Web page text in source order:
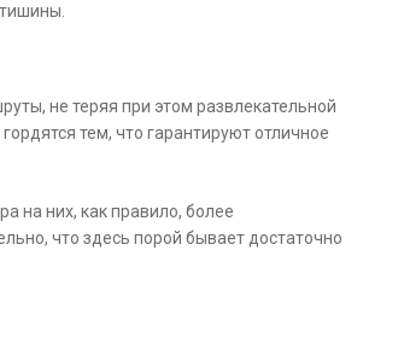
не теряя при этом развлекательной
тем, что гарантируют отличное
на них, как правило, более
что здесь порой бывает достаточно